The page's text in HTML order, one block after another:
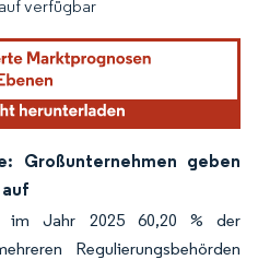
verfügbar
Großunternehmen geben
auf
im Jahr 2025 60,20 % der
Regulierungsbehörden